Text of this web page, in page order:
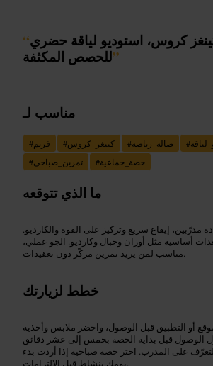
“كروس، استوديو لياقة حضري
للحصص المكثفة”
مناسب لـ
#فريم #كينغز_كروس #صالة_رياضة #
#تمرين_صباحي #حصة_جماعية
ما الذي تتوقعه
إيقاع سريع وتركيز على القوة والكارديو.
أساسية مثل أوزان وحبال وكارديو. الجو عملي،
مناسب لمن يريد تمرين مركّز دون تعقيدات.
خطط لزيارتك
أو التطبيق قبل الوصول، واحضر ملابس وأحذية
الوصول قبل بداية الحصة بخمس إلى عشر دقائق
على المدرب. اختر حصة صباحية إذا أردت بدء
يومك بنشاط قبل الالتزامات.